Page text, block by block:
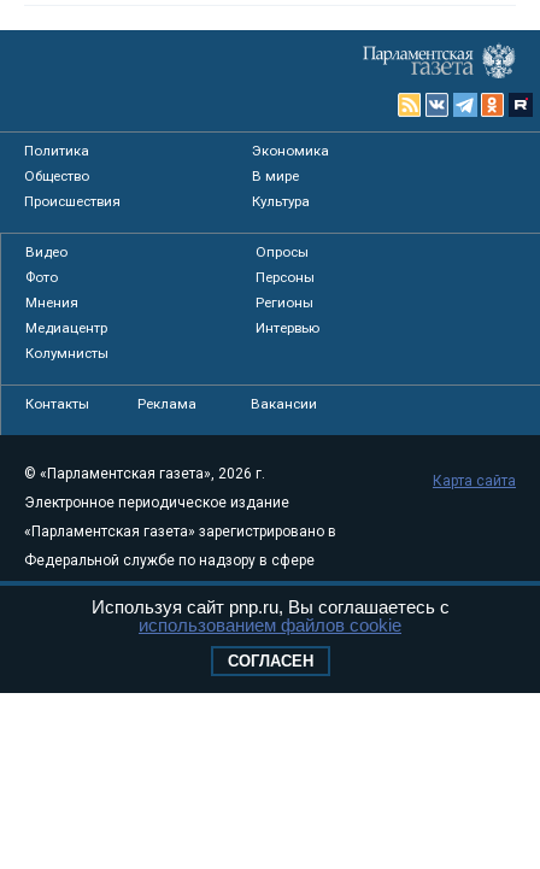
Политика
Экономика
Общество
В мире
Происшествия
Культура
Видео
Опросы
Фото
Персоны
Мнения
Регионы
Медиацентр
Интервью
Колумнисты
Контакты Реклама Вакансии
© «Парламентская газета», 2026 г.
Электронное периодическое издание
«Парламентская газета» зарегистрировано в
Федеральной службе по надзору в сфере
связи, информационных технологий и
массовых коммуникаций (Роскомнадзор) 05
Свидетельство о регистрации Эл № ФС77-
Карта сайта
Используя сайт pnp.ru, Вы соглашаетесь с
использованием файлов cookie
СОГЛАСЕН